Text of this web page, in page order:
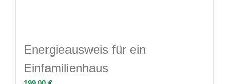
Energieausweis für ein
Einfamilienhaus